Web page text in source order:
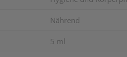
Nährend
5 ml